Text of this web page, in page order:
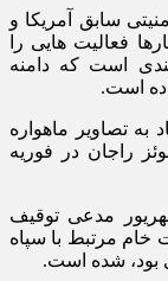
سابق آمریکا و
فعالیت هایی را
است که دامنه
است.
به تصاویر ماهواره
راجان در فوریه
آن، وزارت دادگستری آمریکا ۱۷ شهریور مدعی توقیف
خام مرتبط با سپاه
بود، شده است.